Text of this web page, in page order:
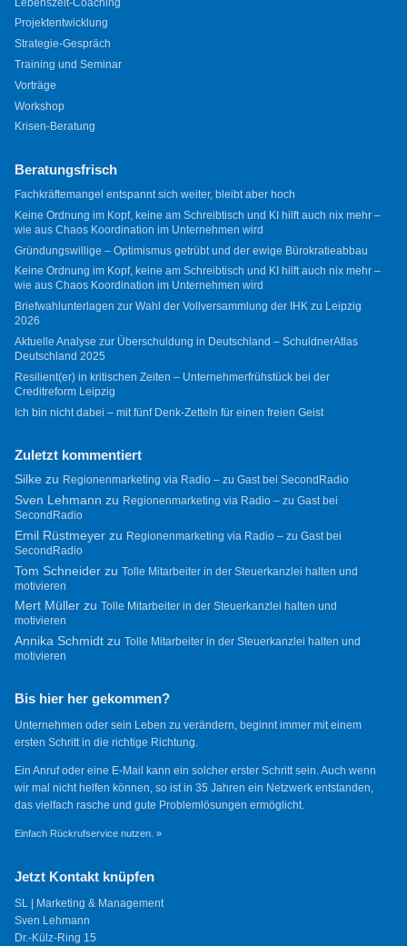
Projektentwicklung
Strategie-Gespräch
Training und Seminar
Vorträge
Workshop
Krisen-Beratung
Beratungsfrisch
Fachkräftemangel entspannt sich weiter, bleibt aber hoch
Keine Ordnung im Kopf, keine am Schreibtisch und KI hilft auch nix mehr –
wie aus Chaos Koordination im Unternehmen wird
Gründungswillige – Optimismus getrübt und der ewige Bürokratieabbau
Keine Ordnung im Kopf, keine am Schreibtisch und KI hilft auch nix mehr –
wie aus Chaos Koordination im Unternehmen wird
Briefwahlunterlagen zur Wahl der Vollversammlung der IHK zu Leipzig
2026
Aktuelle Analyse zur Überschuldung in Deutschland – SchuldnerAtlas
Deutschland 2025
Resilient(er) in kritischen Zeiten – Unternehmerfrühstück bei der
Creditreform Leipzig
Ich bin nicht dabei – mit fünf Denk-Zetteln für einen freien Geist
Zuletzt kommentiert
Silkezu Regionenmarketing via Radio – zu Gast bei SecondRadio
Sven Lehmann zu Regionenmarketing via Radio – zu Gast bei
SecondRadio
Emil Rüstmeyerzu Regionenmarketing via Radio – zu Gast bei
SecondRadio
Tom Schneiderzu Tolle Mitarbeiter in der Steuerkanzlei halten und
motivieren
Mert Müllerzu Tolle Mitarbeiter in der Steuerkanzlei halten und
motivieren
Annika Schmidtzu Tolle Mitarbeiter in der Steuerkanzlei halten und
motivieren
Bis hier her gekommen?
Unternehmen oder sein Leben zu verändern, beginnt immer mit einem
ersten Schritt in die richtige Richtung.
Ein Anruf oder eine E-Mail kann ein solcher erster Schritt sein. Auch wenn
wir mal nicht helfen können, so ist in 35 Jahren ein Netzwerk entstanden,
das vielfach rasche und gute Problemlösungen ermöglicht.
Einfach Rückrufservice nutzen. »
Jetzt Kontakt knüpfen
SL | Marketing & Management
Sven Lehmann
Dr.-Külz-Ring 15